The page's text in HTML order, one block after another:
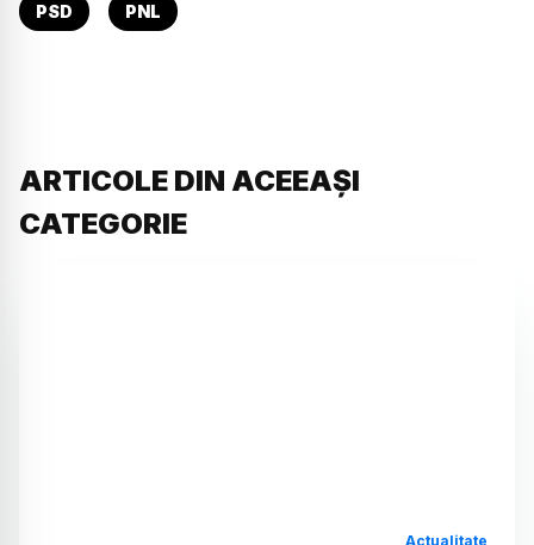
PSD PNL
ARTICOLE DIN ACEEAȘI
CATEGORIE
Actualitate